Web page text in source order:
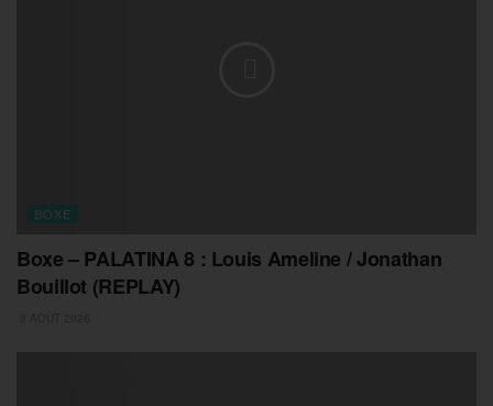
BOXE
Boxe – PALATINA 8 : Louis Ameline / Jonathan
Bouillot (REPLAY)